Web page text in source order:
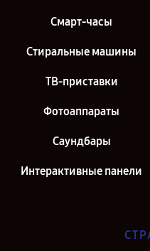
Смарт-часы
Стиральные машины
ТВ-приставки
Фотоаппараты
Саундбары
Интерактивные панели